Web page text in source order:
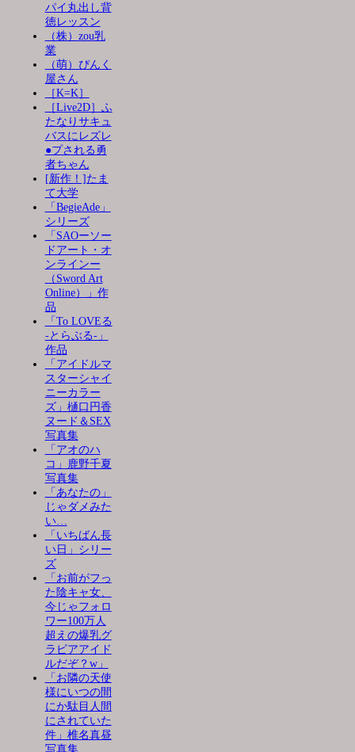
パイ丸出し背
徳レッスン
（株）zou乳
業
（萌）ぴんく
屋さん
［K=K］
［Live2D］ふ
たなりサキュ
バスにレズレ
●プされる勇
者ちゃん
[新作！]たま
て大学
「BegieAde」
シリーズ
「SAOーソー
ドアート・オ
ンラインー
（Sword Art
Online）」作
品
「To LOVEる
-とらぶる-」
作品
「アイドルマ
スターシャイ
ニーカラー
ズ」樋口円香
ヌード＆SEX
写真集
「アオのハ
コ」鹿野千夏
写真集
「あなたの」
じゃダメみた
い…
「いちばん長
い日」シリー
ズ
「お前がフっ
た陰キャ女、
今じゃフォロ
ワー100万人
超えの爆乳グ
ラビアアイド
ルだぞ？w」
「お隣の天使
様にいつの間
にか駄目人間
にされていた
件」椎名真昼
写真集